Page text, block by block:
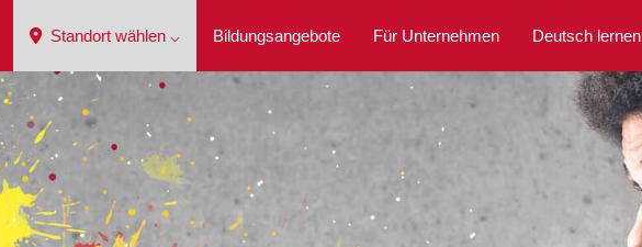
Standort wählen ⌵ Bildungsangebote Für Unternehmen Deutsch lernen